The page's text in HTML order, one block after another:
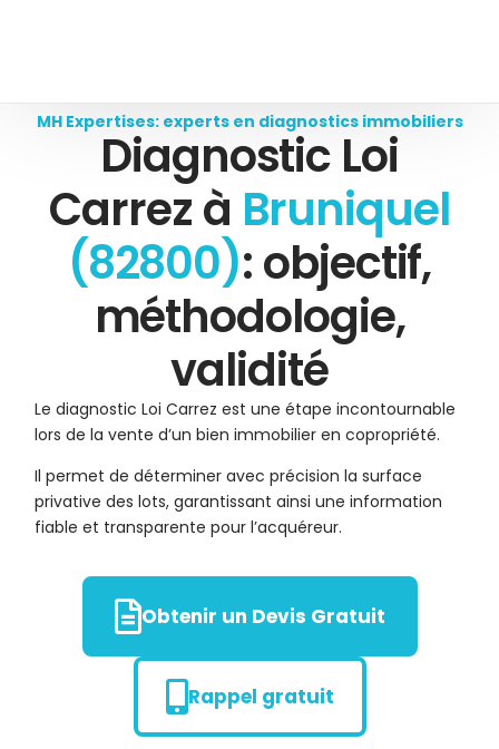
MH Expertises: experts en diagnostics immobiliers
Diagnostic Loi
Carrez à Bruniquel
(82800): objectif,
méthodologie,
validité
Le diagnostic Loi Carrez est une étape incontournable
lors de la vente d’un bien immobilier en copropriété.
Il permet de déterminer avec précision la surface
privative des lots, garantissant ainsi une information
fiable et transparente pour l’acquéreur.
Obtenir un Devis Gratuit
Rappel gratuit